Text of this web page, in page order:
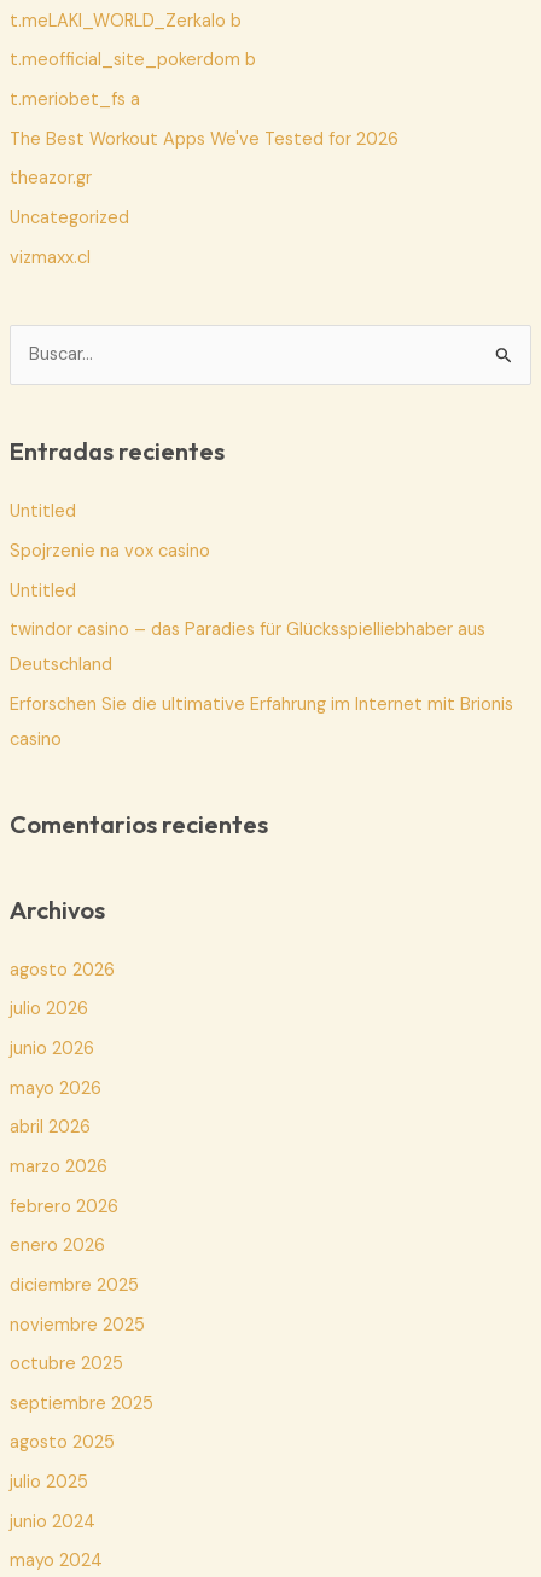
t.meLAKI_WORLD_Zerkalo b
t.meofficial_site_pokerdom b
t.meriobet_fs a
The Best Workout Apps We've Tested for 2026
theazor.gr
Uncategorized
vizmaxx.cl
c
r
p
o
r
:
Entradas recientes
Untitled
Spojrzenie na vox casino
Untitled
twindor casino – das Paradies für Glücksspielliebhaber aus
Deutschland
Erforschen Sie die ultimative Erfahrung im Internet mit Brionis
casino
Comentarios recientes
Archivos
agosto 2026
julio 2026
junio 2026
mayo 2026
abril 2026
marzo 2026
febrero 2026
enero 2026
diciembre 2025
noviembre 2025
octubre 2025
septiembre 2025
agosto 2025
julio 2025
junio 2024
mayo 2024